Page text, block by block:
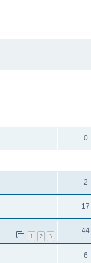
0
2
17
1 2 3
44
6